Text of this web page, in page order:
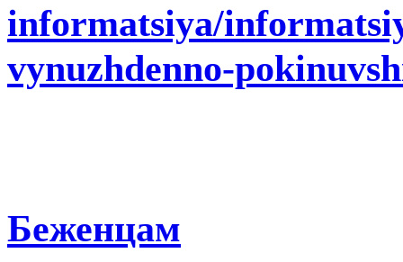
informatsiya/
vynuzhdenno-
Беженцам